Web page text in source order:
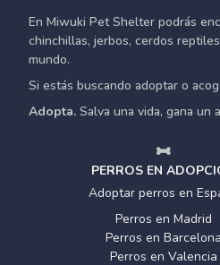
En Miwuki Pet Shelter podrás
chinchillas, jerbos, cerdos
mundo.
Si estás buscando adoptar o
Adopta. Salva una vida, gana un
PERROS EN
Adoptar perros en
Perros en Madrid
Perros en Barcelona
Perros en Valencia